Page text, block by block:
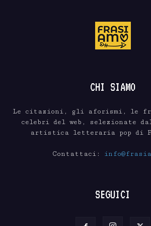
CHI SIAMO
Le citazioni, gli aforismi, le
celebri del web, selezionate
artistica letteraria pop di
Contattaci:
SEGUICI